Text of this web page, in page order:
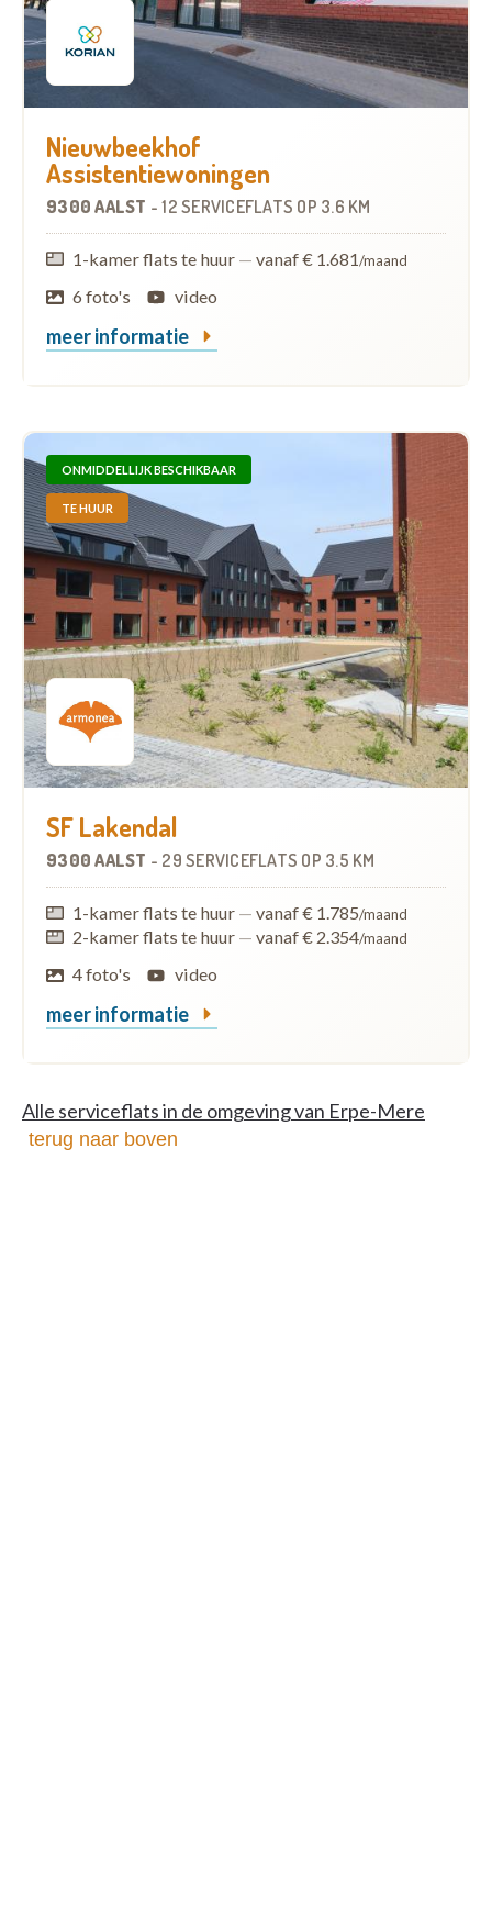
Nieuwbeekhof
Assistentiewoningen
9300 AALST -12 SERVICEFLATS OP 3.6 KM
1-kamer flats te huur — vanaf € 1.681/maand
6 foto's video
meer informatie
ONMIDDELLIJK BESCHIKBAAR
TE HUUR
SF Lakendal
9300 AALST - 29 SERVICEFLATS OP 3.5 KM
1-kamer flats te huur — vanaf € 1.785/maand
2-kamer flats te huur — vanaf € 2.354/maand
4 foto's video
meer informatie
Alle serviceflats in de omgeving van Erpe-Mere
terug naar boven